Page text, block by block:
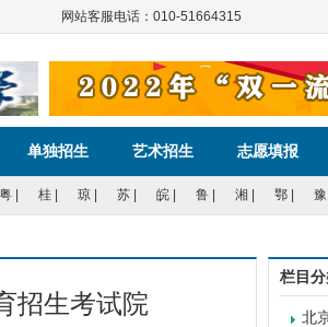
网站客服电话：010-
单独招生 艺术招生 志愿填报
粤 桂 琼 苏 皖 鲁 湘 鄂 豫
招生考试院
栏目
北